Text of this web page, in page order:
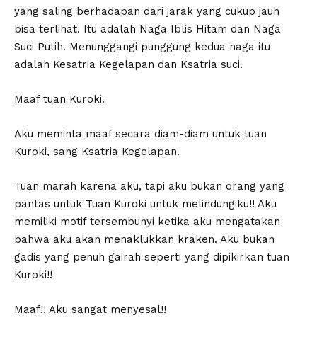
yang saling berhadapan dari jarak yang cukup jauh
bisa terlihat. Itu adalah Naga Iblis Hitam dan Naga
Suci Putih. Menunggangi punggung kedua naga itu
adalah Kesatria Kegelapan dan Ksatria suci.
Maaf tuan Kuroki.
Aku meminta maaf secara diam-diam untuk tuan
Kuroki, sang Ksatria Kegelapan.
Tuan marah karena aku, tapi aku bukan orang yang
pantas untuk Tuan Kuroki untuk melindungiku!! Aku
memiliki motif tersembunyi ketika aku mengatakan
bahwa aku akan menaklukkan kraken. Aku bukan
gadis yang penuh gairah seperti yang dipikirkan tuan
Kuroki!!
Maaf!! Aku sangat menyesal!!